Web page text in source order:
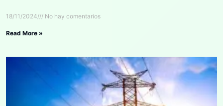
18/11/2024 No hay comentarios
Read More »